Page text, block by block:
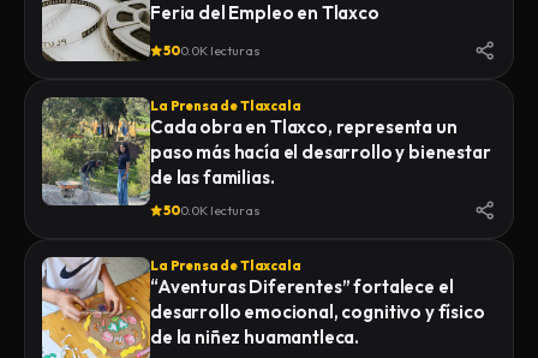
Feria del Empleo en Tlaxco
500.0K lecturas
La Prensa de Tlaxcala
Cada obra en Tlaxco, representa un
paso más hacía el desarrollo y bienestar
de las familias.
500.0K lecturas
La Prensa de Tlaxcala
“Aventuras Diferentes” fortalece el
desarrollo emocional, cognitivo y físico
de la niñez huamantleca.